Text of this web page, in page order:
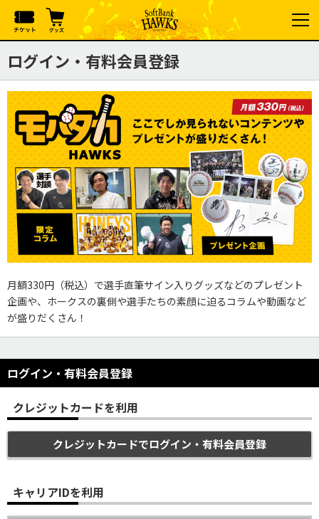
ログイン・有料会員登録
月額330円（税込）で選手直筆サイン入りグッズなどのプレゼント
企画や、ホークスの裏側や選手たちの素顔に迫るコラムや動画など
が盛りだくさん！
ログイン・有料会員登録
クレジットカードを利用
クレジットカードでログイン・有料会員登録
キャリアIDを利用